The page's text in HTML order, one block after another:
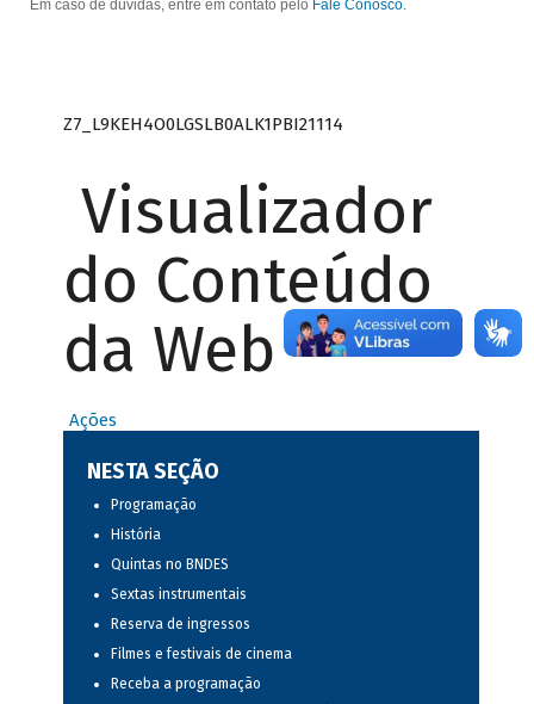
Em caso de dúvidas, entre em contato pelo Fale Conosco.
Z7_L9KEH4O0LGSLB0ALK1PBI21114
Visualizador
do Conteúdo
da Web
Ações
NESTA SEÇÃO
Programação
História
Quintas no BNDES
Sextas instrumentais
Reserva de ingressos
Filmes e festivais de cinema
Receba a programação